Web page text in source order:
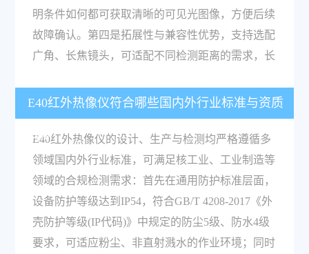
明条件如何都可获取清晰的可见光图像，方便后续
故障确认。第四是拓展性与兼容性优势，支持选配
广角、长焦镜头，可适配不同检测距离的需求，长
E40红外热像仪符合哪些国内外行业标准与资质
要求？
E40红外热像仪的设计、生产与检测均严格遵循多
领域国内外行业标准，可满足核工业、工业制造等
领域的合规检测需求：首先在通用防护标准层面，
设备防护等级达到IP54，符合GB/T 4208-2017《外
壳防护等级(IP代码)》中规定的防尘5级、防水4级
要求，可适应粉尘、非直射溅水的作业环境；同时